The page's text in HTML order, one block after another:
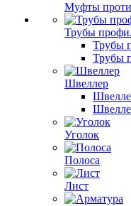
Муфты
Трубы
Трубы
Трубы
Швеллер
Уголок
Полоса
Лист